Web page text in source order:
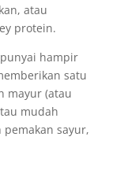
atau
protein.
hampir
satu
mayur (atau
mudah
sayur,